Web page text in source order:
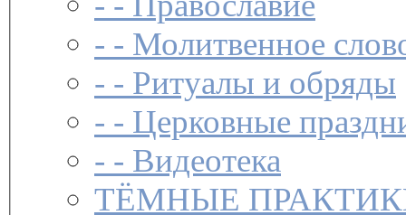
- - Молитвенное
- - Ритуалы и обряды
- - Церковные
- - Видеотека
ТЁМНЫЕ